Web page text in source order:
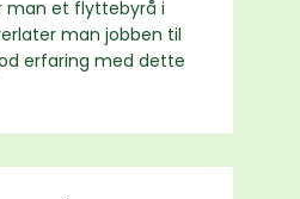
man et flyttebyrå i
man jobben til
erfaring med dette